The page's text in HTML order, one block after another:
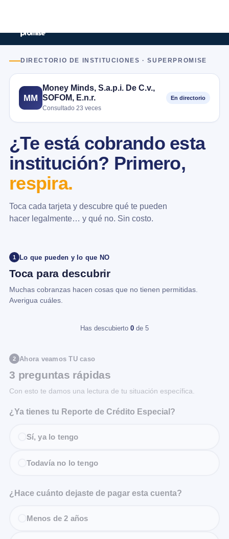
DIRECTORIO DE INSTITUCIONES · SUPERPROMISE
MM
Money Minds, S.a.p.i. De C.v.,
SOFOM, E.n.r.
Consultado 23 veces
En directorio
¿Te está cobrando esta
institución? Primero,
respira.
Toca cada tarjeta y descubre qué te pueden
hacer legalmente… y qué no. Sin costo.
1 Lo que pueden y lo que NO
Toca para descubrir
Muchas cobranzas hacen cosas que no tienen permitidas.
Averigua cuáles.
Has descubierto 0 de 5
2 Ahora veamos TU caso
3 preguntas rápidas
Con esto te damos una lectura de tu situación específica.
¿Ya tienes tu Reporte de Crédito Especial?
Sí, ya lo tengo
Todavía no lo tengo
¿Hace cuánto dejaste de pagar esta cuenta?
Menos de 2 años